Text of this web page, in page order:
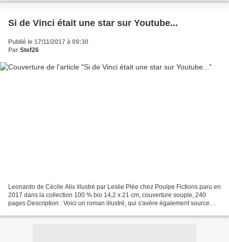
Si de Vinci était une star sur Youtube...
Publié le 17/11/2017 à 09:30
Par Stef26
Leonardo de Cécile Alix illustré par Leslie Plée chez Poulpe Fictions paru en
2017 dans la collection 100 % bio 14,2 x 21 cm, couverture souple, 240
pages Description : Voici un roman illustré, qui s'avère également source